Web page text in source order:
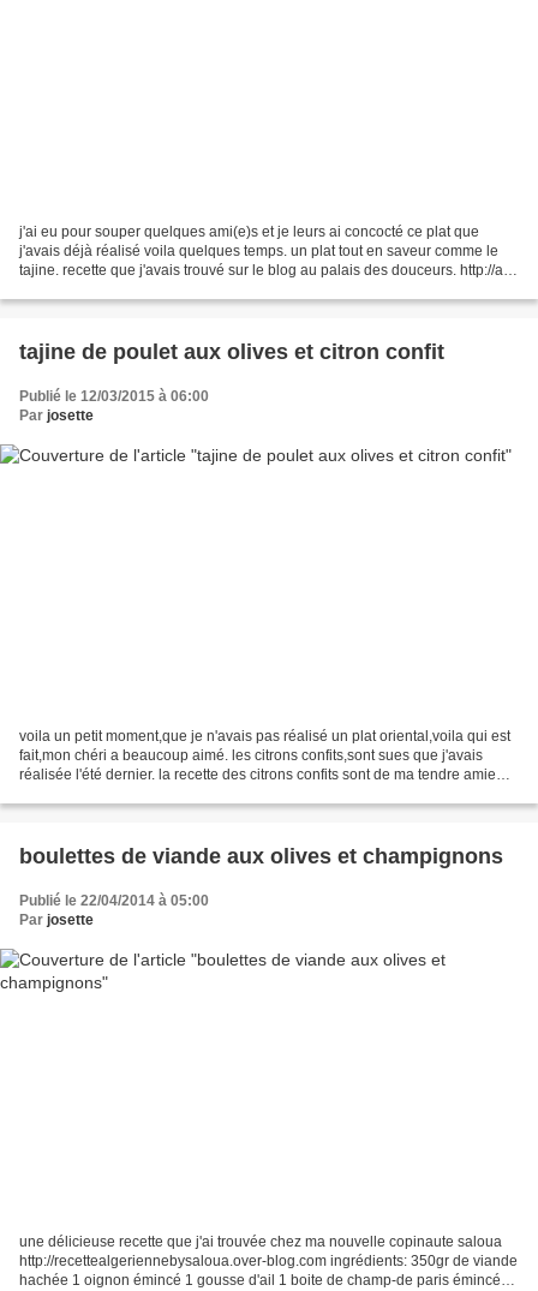
j'ai eu pour souper quelques ami(e)s et je leurs ai concocté ce plat que
j'avais déjà réalisé voila quelques temps. un plat tout en saveur comme le
tajine. recette que j'avais trouvé sur le blog au palais des douceurs. http://au-
tajine de poulet aux olives et citron confit
Publié le 12/03/2015 à 06:00
Par josette
voila un petit moment,que je n'avais pas réalisé un plat oriental,voila qui est
fait,mon chéri a beaucoup aimé. les citrons confits,sont sues que j'avais
réalisée l'été dernier. la recette des citrons confits sont de ma tendre amie
boulettes de viande aux olives et champignons
Publié le 22/04/2014 à 05:00
Par josette
une délicieuse recette que j'ai trouvée chez ma nouvelle copinaute saloua
http://recettealgeriennebysaloua.over-blog.com ingrédients: 350gr de viande
hachée 1 oignon émincé 1 gousse d'ail 1 boite de champ-de paris émincés